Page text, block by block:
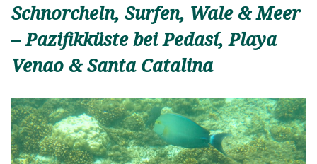
Schnorcheln, Surfen, Wale & Meer
– Pazifikküste bei Pedasí, Playa
Venao & Santa Catalina